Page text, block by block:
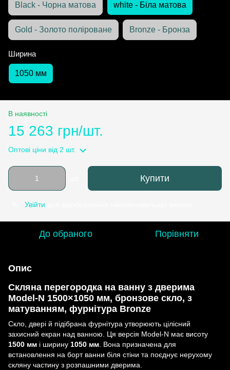
Black - Чорна матова white - Біла матова
Gold - Золото поліроване Bronze - Бронза
Ширина
1050 мм
В наявності
15 263 грн/шт.
Оптові ціни від 2 шт.
Купити
Увійти
До обраного Порівняти
Опис
Скляна перегородка на ванну з дверима
Model-N 1500×1050 мм, бронзове скло, з
матуванням, фурнітура Bronze
Скло, двері й підібрана фурнітура утворюють цілісний
захисний екран над ванною. Ця версія Model-N має висоту
1500 мм і ширину 1050 мм. Вона призначена для
встановлення на борт ванни біля стіни та поєднує нерухому
скляну частину з розпашними дверима.